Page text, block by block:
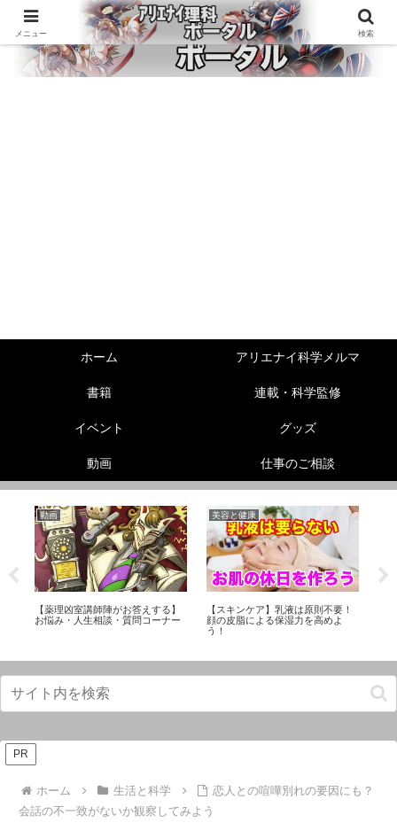
ホーム アリエナイ科学メルマ
書籍 連載・科学監修
イベント グッズ
動画 仕事のご相談
動画
【薬理凶室講師陣がお答えする】
お悩み・人生相談・質問コーナー
美容と健康
【スキンケア】乳液は原則不要！
顔の皮脂による保湿力を高めよ
う！
PR
ホーム 生活と科学
恋人との喧嘩別れの要因にも？
会話の不一致がないか観察してみよう
メニュー 検索